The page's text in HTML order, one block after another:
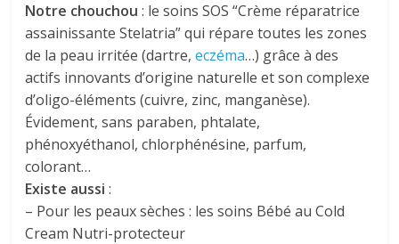
Notre chouchou : le soins SOS “Crème réparatrice
assainissante Stelatria” qui répare toutes les zones
de la peau irritée (dartre,eczéma…) grâce à des
actifs innovants d’origine naturelle et son complexe
d’oligo-éléments (cuivre, zinc, manganèse).
Évidement, sans paraben, phtalate,
phénoxyéthanol, chlorphénésine, parfum,
colorant…
Existe aussi:
– Pour les peaux sèches : les soins Bébé au Cold
Cream Nutri-protecteur